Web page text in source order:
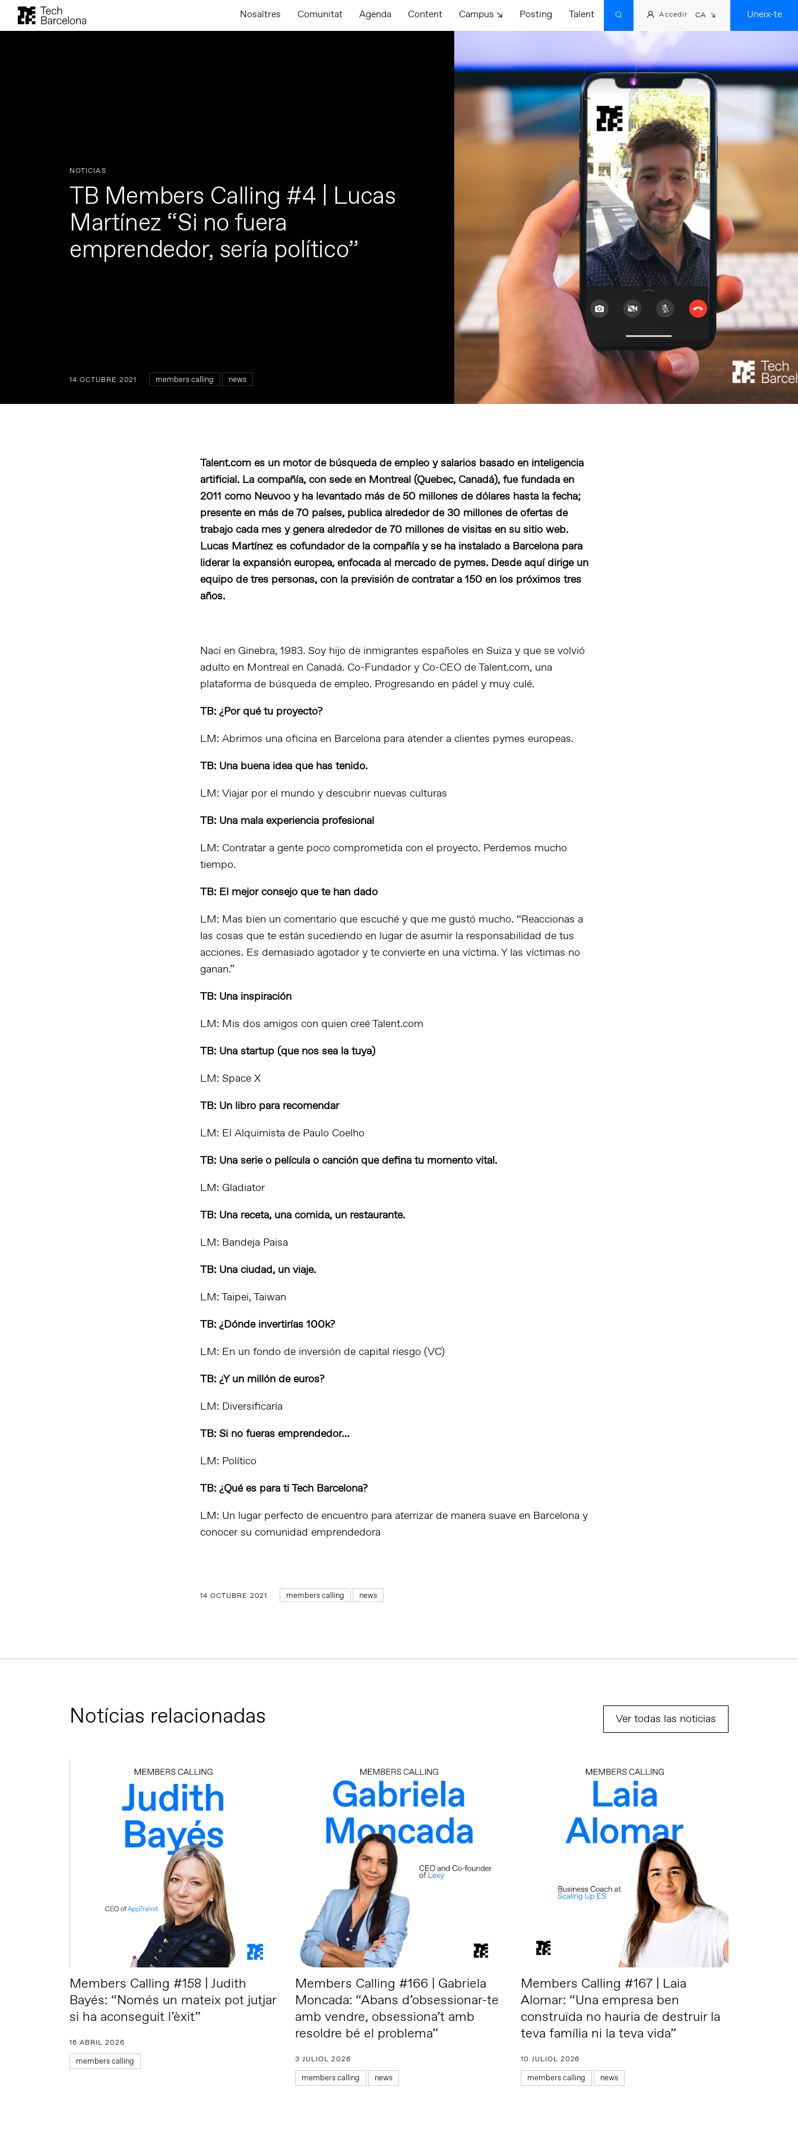
Nosaltres Comunitat Agenda Content Campus ↘ Posting Talent Accedir CA Uneix-te
14 OCTUBRE 2021 members calling news
NOTICIAS
TB Members Calling #4 | Lucas
Martínez “Si no fuera
emprendedor, sería político”
Talent.com es un motor de búsqueda de empleo y salarios basado en inteligencia
artificial. La compañía, con sede en Montreal (Quebec, Canadá), fue fundada en
2011 como Neuvoo y ha levantado más de 50 millones de dólares hasta la fecha;
presente en más de 70 países, publica alrededor de 30 millones de ofertas de
trabajo cada mes y genera alrededor de 70 millones de visitas en su sitio web.
Lucas Martínez es cofundador de la compañía y se ha instalado a Barcelona para
liderar la expansión europea, enfocada al mercado de pymes. Desde aquí dirige un
equipo de tres personas, con la previsión de contratar a 150 en los próximos tres
años.
Nací en Ginebra, 1983. Soy hijo de inmigrantes españoles en Suiza y que se volvió
adulto en Montreal en Canadá. Co-Fundador y Co-CEO de Talent.com, una
plataforma de búsqueda de empleo. Progresando en pádel y muy culé.
TB: ¿Por qué tu proyecto?
LM: Abrimos una oficina en Barcelona para atender a clientes pymes europeas.
TB: Una buena idea que has tenido.
LM: Viajar por el mundo y descubrir nuevas culturas
TB: Una mala experiencia profesional
LM: Contratar a gente poco comprometida con el proyecto. Perdemos mucho
tiempo.
TB: El mejor consejo que te han dado
LM: Mas bien un comentario que escuché y que me gustó mucho. “Reaccionas a
las cosas que te están sucediendo en lugar de asumir la responsabilidad de tus
acciones. Es demasiado agotador y te convierte en una víctima. Y las víctimas no
ganan.”
TB: Una inspiración
LM: Mis dos amigos con quien creé Talent.com
TB: Una startup (que nos sea la tuya)
LM: Space X
TB: Un libro para recomendar
LM: El Alquimista de Paulo Coelho
TB: Una serie o película o canción que defina tu momento vital.
LM: Gladiator
TB: Una receta, una comida, un restaurante.
LM: Bandeja Paisa
TB: Una ciudad, un viaje.
LM: Taipei, Taiwan
TB: ¿Dónde invertirías 100k?
LM: En un fondo de inversión de capital riesgo (VC)
TB: ¿Y un millón de euros?
LM: Diversificaría
TB: Si no fueras emprendedor…
LM: Político
TB: ¿Qué es para ti Tech Barcelona?
LM: Un lugar perfecto de encuentro para aterrizar de manera suave en Barcelona y
conocer su comunidad emprendedora
14 OCTUBRE 2021 members calling news
Notícias relacionadas Ver todas las noticias
Members Calling #158 | Judith
Bayés: “Només un mateix pot jutjar
si ha aconseguit l’èxit”
16 ABRIL 2026
members calling
Members Calling #166 | Gabriela
Moncada: “Abans d’obsessionar-te
amb vendre, obsessiona’t amb
resoldre bé el problema”
3 JULIOL 2026
members calling news
Members Calling #167 | Laia
Alomar: “Una empresa ben
construïda no hauria de destruir la
teva família ni la teva vida”
10 JULIOL 2026
members calling news